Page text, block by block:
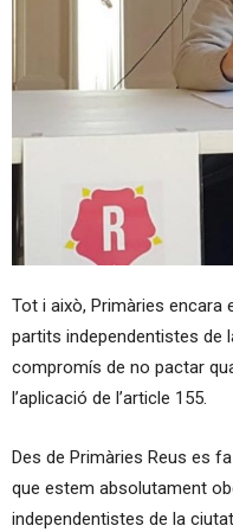
Tot i això, Primàries
partits independentistes de
compromís de no pactar
l’aplicació de l’article 155.
Des de Primàries Reus es
que estem absolutament
independentistes de la